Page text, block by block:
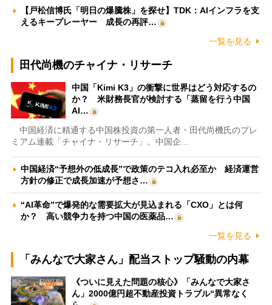
【戸松信博氏「明日の爆騰株」を探せ】TDK：AIインフラを支
えるキープレーヤー 成長の再評…
一覧を見る
田代尚機のチャイナ・リサーチ
中国「Kimi K3」の衝撃に世界はどう対応するの
か？ 米財務長官が検討する「蒸留を行う中国
AI…
中国経済に精通する中国株投資の第一人者・田代尚機氏のプレ
ミアム連載「チャイナ・リサーチ」。中国企…
中国経済“予想外の低成長”で政策のテコ入れ必至か 経済運営
方針の修正で成長加速が予想さ…
“AI革命”で爆発的な需要拡大が見込まれる「CXO」とは何
か？ 高い競争力を持つ中国の医薬品…
一覧を見る
「みんなで大家さん」配当ストップ騒動の内幕
《ついに見えた問題の核心》「みんなで大家さ
ん」2000億円超不動産投資トラブル“異常なく